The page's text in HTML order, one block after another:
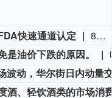
快速通道认定
8月9日，远大医药（00512.HK）披露公告，公司FAP靶点创新核药GPN01530-2获得美国FDA授予快速通道资格（FTD）。GPN01530-2目前已获FDA批准开展用于诊断实体瘤的I/II期临床研究，此次获快速通道资格认定，有望加快GPN01530-2未来开发及上市进程。
油价下跌的原因。